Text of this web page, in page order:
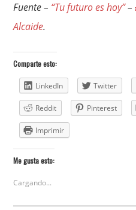
Fuente – “Tu futuro es hoy”–
Alcaide.
Comparte esto:
LinkedIn Twitter
Reddit Pinterest
Imprimir
Me gusta esto:
Cargando...